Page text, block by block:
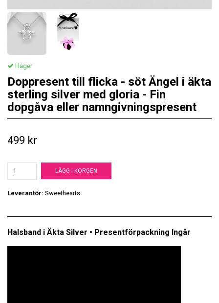
I lager
Doppresent till flicka - söt Ängel i äkta
sterling silver med gloria - Fin
dopgåva eller namngivningspresent
499 kr
LÄGG I KORGEN
Leverantör: Sweethearts
Halsband i Äkta Silver • Presentförpackning Ingår